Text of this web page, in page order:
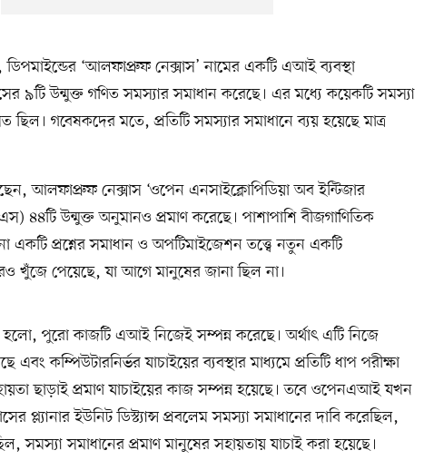
‘আলফাপ্রুফ নেক্সাস’ নামের একটি এআই ব্যবস্থা
৯টি উন্মুক্ত গণিত সমস্যার সমাধান করেছে। এর মধ্যে কয়েকটি সমস্যা
গবেষকদের মতে, প্রতিটি সমস্যার সমাধানে ব্যয় হয়েছে মাত্র
আলফাপ্রুফ নেক্সাস ‘ওপেন এনসাইক্লোপিডিয়া অব ইন্টিজার
৪৪টি উন্মুক্ত অনুমানও প্রমাণ করেছে। পাশাপাশি বীজগাণিতিক
একটি প্রশ্নের সমাধান ও অপটিমাইজেশন তত্ত্বে নতুন একটি
খুঁজে পেয়েছে, যা আগে মানুষের জানা ছিল না।
হলো, পুরো কাজটি এআই নিজেই সম্পন্ন করেছে। অর্থাৎ এটি নিজে
এবং কম্পিউটারনির্ভর যাচাইয়ের ব্যবস্থার মাধ্যমে প্রতিটি ধাপ পরীক্ষা
ছাড়াই প্রমাণ যাচাইয়ের কাজ সম্পন্ন হয়েছে। তবে ওপেনএআই যখন
প্ল্যানার ইউনিট ডিস্ট্যান্স প্রবলেম সমস্যা সমাধানের দাবি করেছিল,
সমস্যা সমাধানের প্রমাণ মানুষের সহায়তায় যাচাই করা হয়েছে।